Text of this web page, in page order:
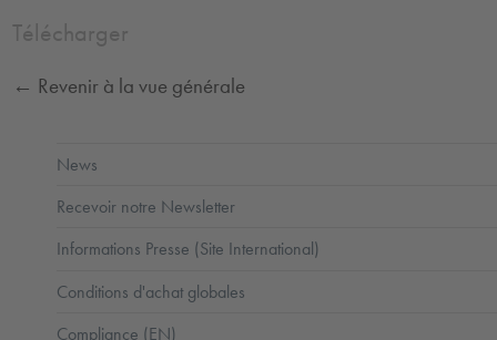
Télécharger
← Revenir à la vue générale
News
Recevoir notre Newsletter
Informations Presse (Site International)
Conditions d'achat globales
Compliance (EN)